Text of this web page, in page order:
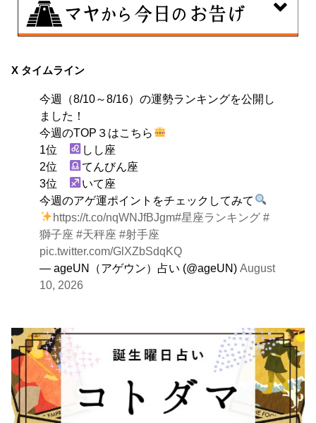
自分をいつもとは違う特定の環境に追い込むことで、普
する。
X タイムライン
今週（8/10～8/16）の運勢ランキングを公開し
ました！
今週のTOP３はこちら
1位
しし座
2位
てんびん座
3位
いて座
今週のアゲ運ポイントをチェックしてみて
https://t.co/nqWNJfBJgm#星座ランキング #
獅子座 #天秤座 #射手座
pic.twitter.com/GlXZbSdqKQ
— ageUN（アゲウン）占い (@ageUN) August
10, 2026